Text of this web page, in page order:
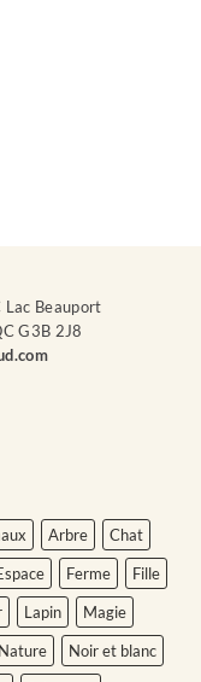
Lac Beauport
G3B 2J8
Arbre
Chat
Ferme
Fille
Lapin
Magie
Nature
Noir et blanc